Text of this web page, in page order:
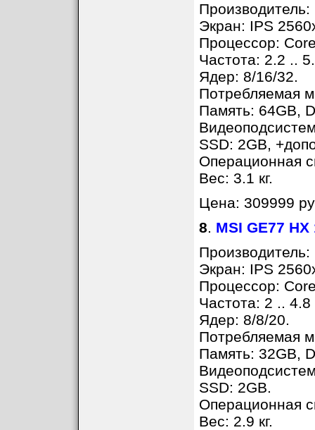
Производитель:
Экран: IPS
Процессор:
Частота: 2.2 ..
Ядер: 8/16/32.
Потребляемая
Память: 64GB,
SSD: 2GB,
Операционная
Вес: 3.1 кг.
Цена: 309999
8. MSI GE77
Производитель:
Экран: IPS
Процессор:
Частота: 2 .. 4.8
Ядер: 8/8/20.
Потребляемая
Память: 32GB,
SSD: 2GB.
Операционная
Вес: 2.9 кг.